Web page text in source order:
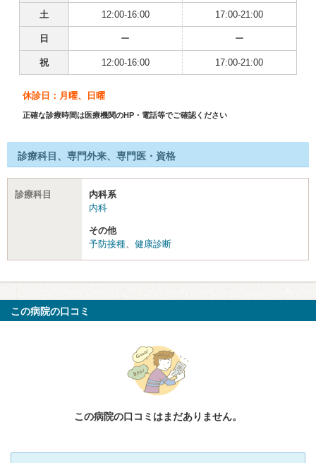
土 12:00-16:00 17:00-21:00
日 ー ー
祝 12:00-16:00 17:00-21:00
休診日：月曜、日曜
正確な診療時間は医療機関のHP・電話等でご確認ください
診療科目、専門外来、専門医・資格
診療科目
内科系
内科
その他
予防接種
健康診断
この病院の口コミ
この病院の口コミはまだありません。